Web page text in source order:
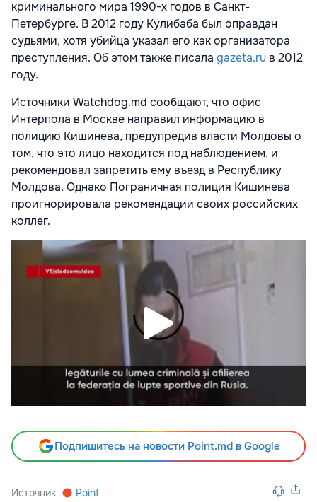
криминального мира 1990-х годов в Санкт-
Петербурге. В 2012 году Кулибаба был оправдан
судьями, хотя убийца указал его как организатора
преступления. Об этом также писала gazeta.ru в 2012
году.
Источники Watchdog.md сообщают, что офис
Интерпола в Москве направил информацию в
полицию Кишинева, предупредив власти Молдовы о
том, что это лицо находится под наблюдением, и
рекомендовал запретить ему въезд в Республику
Молдова. Однако Пограничная полиция Кишинева
проигнорировала рекомендации своих российских
коллег.
Подпишитесь на новости Point.md в Google
Источник Point